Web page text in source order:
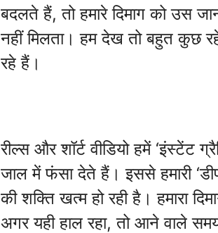
बदलते हैं, तो हमारे दिमाग को उस
नहीं मिलता। हम देख तो बहुत कुछ
रहे हैं।
रील्स और शॉर्ट वीडियो हमें ‘इंस्टेंट
जाल में फंसा देते हैं। इससे हमारी
की शक्ति खत्म हो रही है। हमारा
अगर यही हाल रहा, तो आने वाले